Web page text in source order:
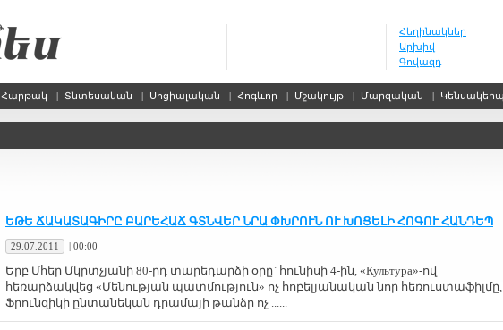
Հեղինակներ
Արխիվ
Գովազդ
Հարթակ | Տնտեսական | Սոցիալական | Հոգևոր | Մշակույթ | Մարզական | Կենսակերպ
ԵԹԵ ՃԱԿԱՏԱԳԻՐԸ ԲԱՐԵՀԱՃ ԳՏՆՎԵՐ ՆՐԱ ՓԽՐՈՒՆ ՈՒ ԽՈՑԵԼԻ ՀՈԳՈՒ ՀԱՆԴԵՊ
29.07.2011 | 00:00
Երբ Մհեր Մկրտչյանի 80-րդ տարեդարձի օրը` հունիսի 4-ին, «Культура»-ով
հեռարձակվեց «Մենության պատմություն» ոչ հոբելյանական նոր հեռուստաֆիլմը,
Ֆրունզիկի ընտանեկան դրամայի թանձր ոչ ......